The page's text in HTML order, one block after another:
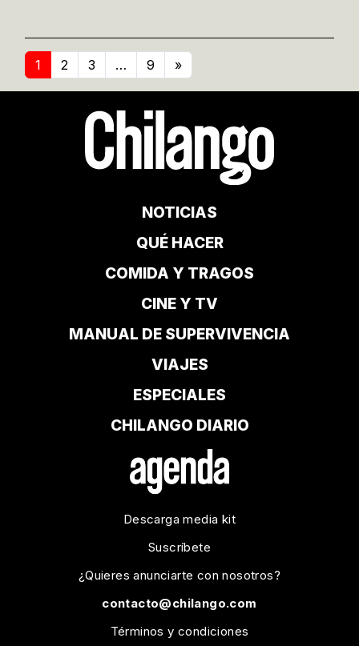
1 2 3 … 9 »
NOTICIAS
QUÉ HACER
COMIDA Y TRAGOS
CINE Y TV
MANUAL DE SUPERVIVENCIA
VIAJES
ESPECIALES
CHILANGO DIARIO
Descarga media kit
Suscríbete
¿Quieres anunciarte con nosotros?
contacto@chilango.com
Términos y condiciones